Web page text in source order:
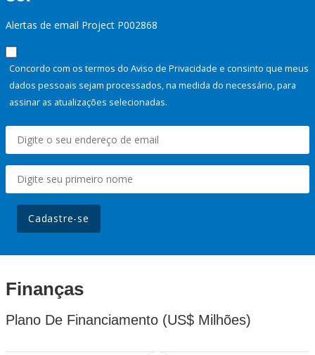
Alertas de email Project P002868
Concordo com os termos do Aviso de Privacidade e consinto que meus
dados pessoais sejam processados, na medida do necessário, para
assinar as atualizações selecionadas.
Cadastre-se
Finanças
Plano De Financiamento (US$ Milhões)